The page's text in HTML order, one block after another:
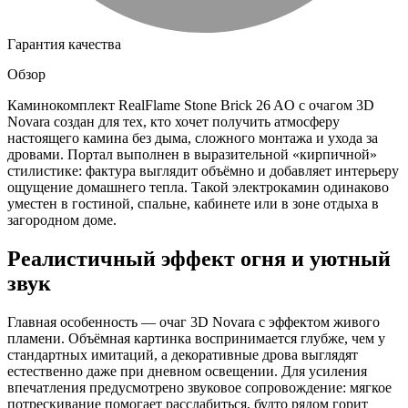
Гарантия качества
Обзор
Каминокомплект RealFlame Stone Brick 26 AO с очагом 3D
Novara создан для тех, кто хочет получить атмосферу
настоящего камина без дыма, сложного монтажа и ухода за
дровами. Портал выполнен в выразительной «кирпичной»
стилистике: фактура выглядит объёмно и добавляет интерьеру
ощущение домашнего тепла. Такой электрокамин одинаково
уместен в гостиной, спальне, кабинете или в зоне отдыха в
загородном доме.
Реалистичный эффект огня и уютный
звук
Главная особенность — очаг 3D Novara с эффектом живого
пламени. Объёмная картинка воспринимается глубже, чем у
стандартных имитаций, а декоративные дрова выглядят
естественно даже при дневном освещении. Для усиления
впечатления предусмотрено звуковое сопровождение: мягкое
потрескивание помогает расслабиться, будто рядом горит